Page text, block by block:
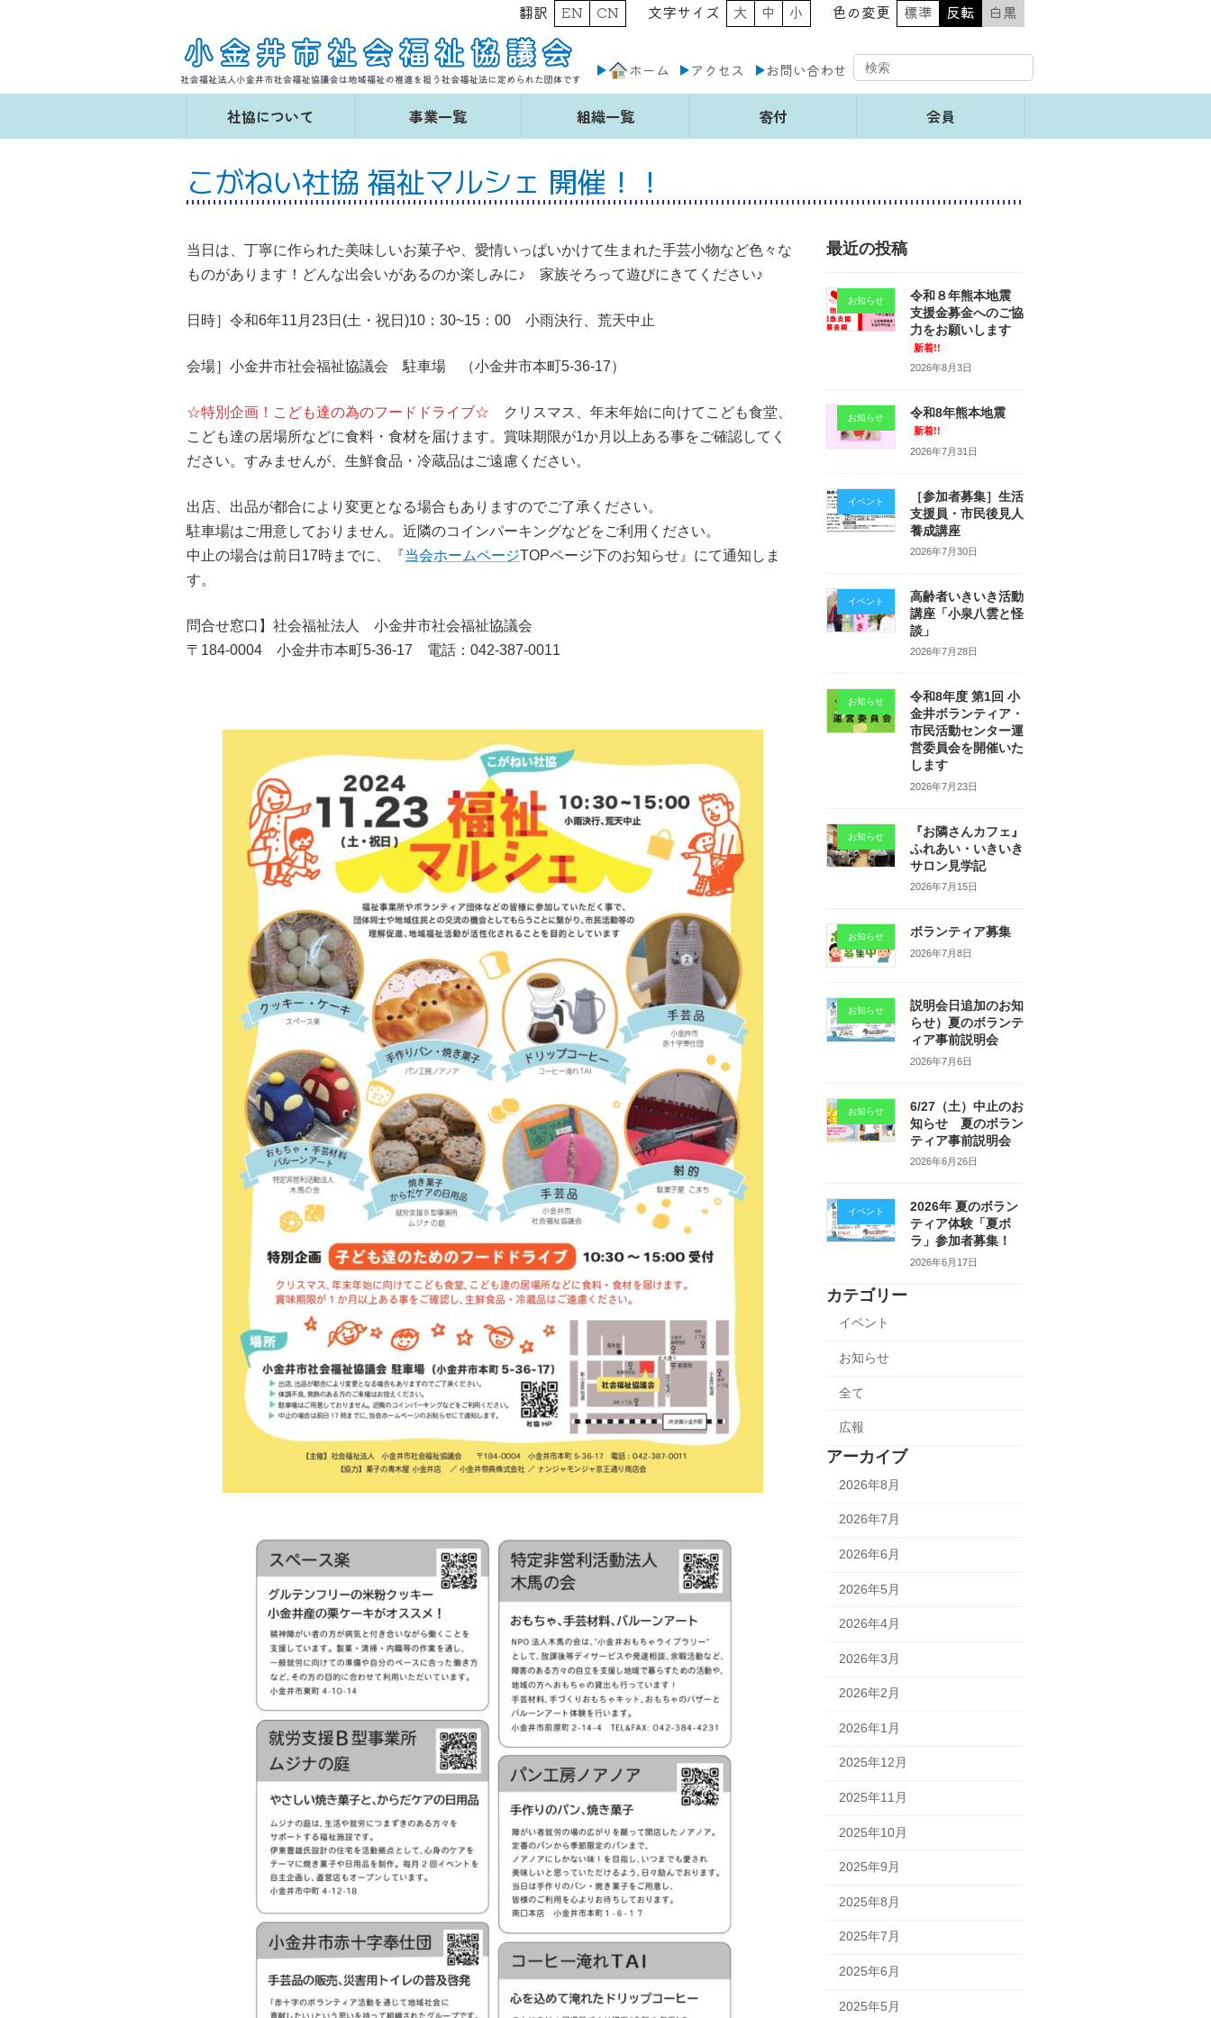
キ
に
翻訳 EN CN 文字サイズ 大 中 小 色の変更 標準 反転 白黒
ホーム アクセス お問い合わせ
社協について 事業一覧 組織一覧 寄付 会員
こがねい社協 福祉マルシェ 開催！！
当日は、丁寧に作られた美味しいお菓子や、愛情いっぱいかけて生まれた手芸小物など色々な
ものがあります！どんな出会いがあるのか楽しみに♪ 家族そろって遊びにきてください♪
日時］令和6年11月23日(土・祝日)10：30~15：00 小雨決行、荒天中止
会場］小金井市社会福祉協議会 駐車場 （小金井市本町5-36-17）
☆特別企画！こども達の為のフードドライブ☆ クリスマス、年末年始に向けてこども食堂、
こども達の居場所などに食料・食材を届けます。賞味期限が1か月以上ある事をご確認してく
ださい。すみませんが、生鮮食品・冷蔵品はご遠慮ください。
出店、出品が都合により変更となる場合もありますのでご了承ください。
駐車場はご用意しておりません。近隣のコインパーキングなどをご利用ください。
中止の場合は前日17時までに、『当会ホームページTOPページ下のお知らせ』にて通知しま
す。
問合せ窓口】社会福祉法人 小金井市社会福祉協議会
〒184-0004 小金井市本町5-36-17 電話：042-387-0011
最近の投稿
お知らせ
令和８年熊本地震
支援金募金へのご協
力をお願いします
新着!!
2026年8月3日
お知らせ 令和8年熊本地震
新着!!
2026年7月31日
イベント
［参加者募集］生活
支援員・市民後見人
養成講座
2026年7月30日
イベント
高齢者いきいき活動
講座「小泉八雲と怪
談」
2026年7月28日
お知らせ
令和8年度 第1回 小
金井ボランティア・
市民活動センター運
営委員会を開催いた
します
2026年7月23日
お知らせ
『お隣さんカフェ』
ふれあい・いきいき
サロン見学記
2026年7月15日
お知らせ ボランティア募集
2026年7月8日
お知らせ
説明会日追加のお知
らせ）夏のボランテ
ィア事前説明会
2026年7月6日
お知らせ
6/27（土）中止のお
知らせ 夏のボラン
ティア事前説明会
2026年6月26日
イベント
2026年 夏のボラン
ティア体験「夏ボ
ラ」参加者募集！
2026年6月17日
カテゴリー
イベント
お知らせ
全て
広報
アーカイブ
2026年8月
2026年7月
2026年6月
2026年5月
2026年4月
2026年3月
2026年2月
2026年1月
2025年12月
2025年11月
2025年10月
2025年9月
2025年8月
2025年7月
2025年6月
2025年5月